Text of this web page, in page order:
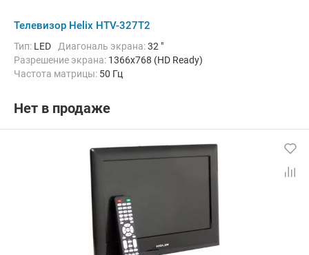
Телевизор Helix HTV-327T2
Тип: LED Диагональ экрана:32 "
Разрешение экрана: 1366x768 (HD Ready)
Частота матрицы: 50 Гц
Нет в продаже